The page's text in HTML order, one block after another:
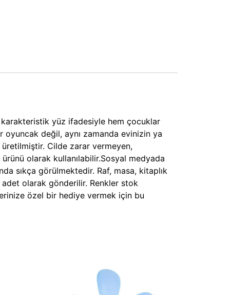
yüz ifadesiyle hem çocuklar
değil, aynı zamanda evinizin ya
Cilde zarar vermeyen,
olarak kullanılabilir.Sosyal medyada
sıkça görülmektedir. Raf, masa, kitaplık
olarak gönderilir. Renkler stok
özel bir hediye vermek için bu